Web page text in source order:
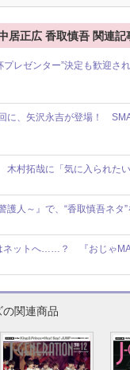
居正広 香取慎吾 関連記
プレゼンター”決定も歓迎
に、矢沢永吉が登場！
村拓哉に「気に入られた
護人～』で、“香取慎吾ネ
ネットへ……？ 『おじゃ
関連商品